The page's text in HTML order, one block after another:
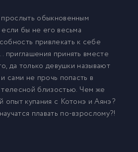
обыкновенным
бы не его весьма
привлекать к себе
принять вместе
да только девушки называют
сами не прочь попасть в
близостью. Чем же
опыт купания с Котонэ и Аянэ?
плавать по-взрослому?!